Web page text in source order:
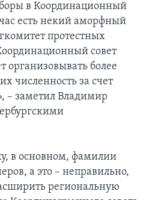
в Координационный
есть некий аморфный
протестных
совет
организовывать более
численность за счет
– заметил Владимир
в основном, фамилии
а это – неправильно,
региональную